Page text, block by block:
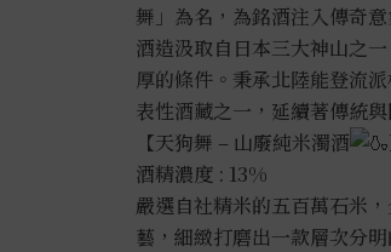
舞」為名，為銘酒注入傳奇
酒造汲取自日本三大神山之
厚的條件。秉承北陸能登流
表性酒藏之一，延續著傳統
【天狗舞 – 山廢純米濁酒
酒精濃度 : 13%
嚴選自社精米的五百萬石米
藝，細緻打磨出一款層次分